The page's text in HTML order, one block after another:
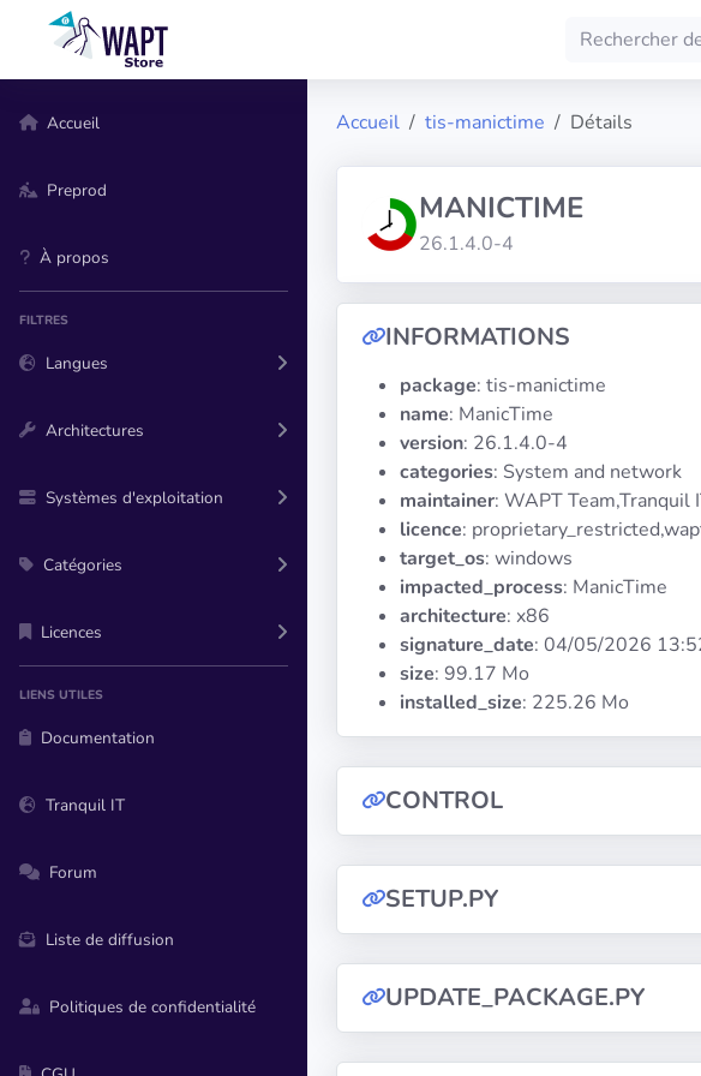
Accueil
Preprod
À propos
FILTRES
Langues
Architectures
Systèmes d'exploitation
Catégories
Licences
LIENS UTILES
Documentation
Tranquil IT
Forum
Liste de diffusion
Politiques de confidentialité
Accueil tis-manictime Détails
MANICTIME
26.1.4.0-4
INFORMATIONS
package: tis-manictime
name: ManicTime
version: 26.1.4.0-4
categories: System and network
maintainer: WAPT Team,Tranquil
licence:
target_os: windows
impacted_process: ManicTime
architecture: x86
signature_date: 04/05/2026
size: 99.17 Mo
installed_size: 225.26 Mo
CONTROL
SETUP.PY
UPDATE_PACKAGE.PY